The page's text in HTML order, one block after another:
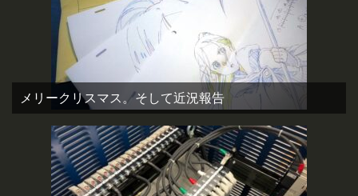
メリークリスマス。そして近況報告